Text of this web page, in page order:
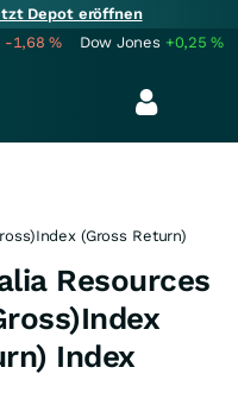
Depot eröffnen
-1,68% Dow Jones +0,25%
(Gross Return)
Resources
Index